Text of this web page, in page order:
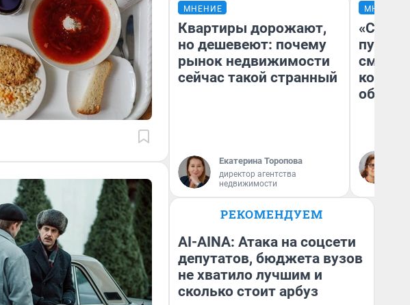
МНЕНИЕ
Квартиры дорожают,
но дешевеют: почему
рынок недвижимости
сейчас такой странный
Екатерина Торопова
директор агентства
недвижимости
МНЕНИЕ
РЕКОМЕНДУЕМ
AI-AINA: Атака на соцсети
депутатов, бюджета вузов
не хватило лучшим и
сколько стоит арбуз